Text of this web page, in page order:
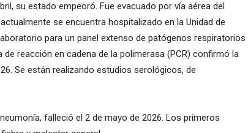
su estado empeoró. Fue evacuado por vía aérea del
se encuentra hospitalizado en la Unidad de
para un panel extenso de patógenos respiratorios
reacción en cadena de la polimerasa (PCR) confirmó la
Se están realizando estudios serológicos, de
falleció el 2 de mayo de 2026. Los primeros